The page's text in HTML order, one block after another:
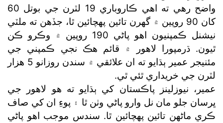
واضح رهي ته اهي ڪاروباري 19 لٽرن جي بوتل 60
کان 90 روپين ۾ گهرن تائين پهچائين ٿا، جڏهن ته ملٽي
نيشنل ڪمپنيون اهو پاڻي 190 روپين ۾ وڪرو ڪن
ٿيون. ڌرمپورا لاهور ۾ قائم هڪ نجي ڪمپني جي
مئنيجر عمير ٻڌايو ته ان علائقي ۾ سندن روزانو 5 هزار
لٽرن جي خريداري ٿئي ٿي.
عمير، نيوزلينز پاڪستان کي ٻڌايو ته هو لاهور جي
ڀرسان جلو مان نل وارو پاڻي وٺن ٿا ۽ پوءِ ان کي صاف
ڪري ماڻهن تائين پهچائين ٿا. سندس موجب اهو پاڻي